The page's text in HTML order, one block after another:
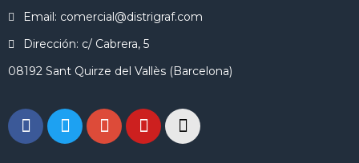
Email: comercial@distrigraf.com
Dirección: c/ Cabrera, 5
08192 Sant Quirze del Vallès (Barcelona)